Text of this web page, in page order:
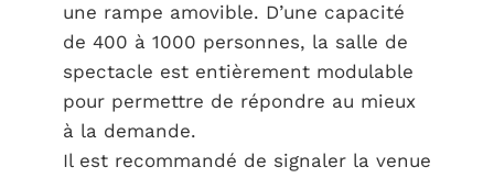
une rampe amovible. D’une capacité
de 400 à 1000 personnes, la salle de
spectacle est entièrement modulable
pour permettre de répondre au mieux
à la demande.
Il est recommandé de signaler la venue